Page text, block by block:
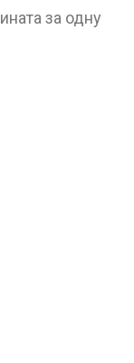
за одну